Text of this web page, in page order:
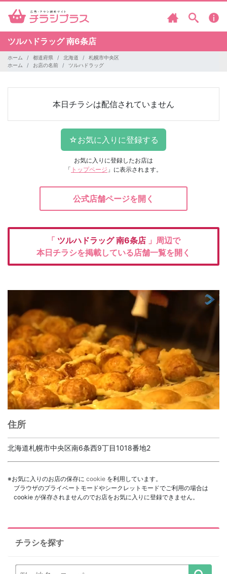
ツルハドラッグ南6条店
ホーム 都道府県 北海道
札幌市中央区
ホーム
お店の名前 ツルハドラッグ
本日チラシは配信されていません
お気に入りに登録したお店は
「 トップページ 」に表示されます。
公式店舗ページを開く
「 ツルハドラッグ南6条店 」周辺で
本日チラシを掲載している店舗一覧を開く
住所
北海道札幌市中央区南6条西9丁目1018番地2
※お気に入りのお店の保存に cookie を利用しています。
ブラウザのプライベートモードやシークレットモードでご利用の場合は
cookie が保存されませんのでお店をお気に入りに登録できません。
チラシを探す